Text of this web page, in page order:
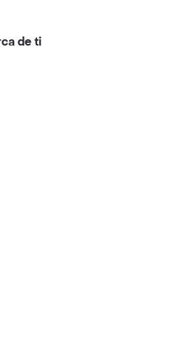
de ti